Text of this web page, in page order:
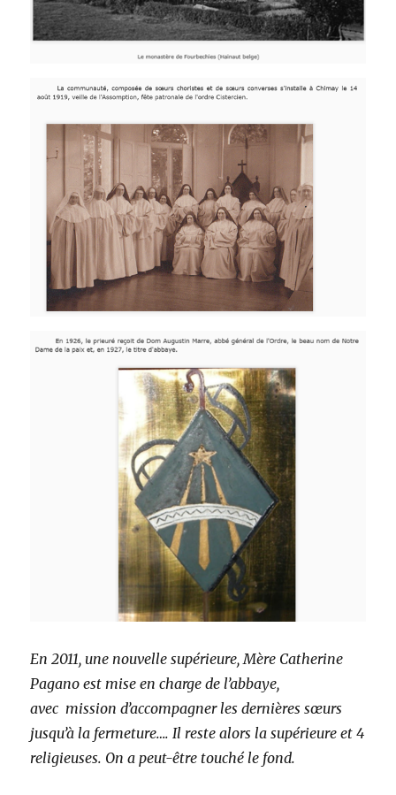
En 2011, une nouvelle supérieure, Mère Catherine
Pagano est mise en charge de l’abbaye,
avec mission d’accompagner les dernières sœurs
jusqu’à la fermeture…. Il reste alors la supérieure et 4
religieuses. On a peut-être touché le fond.